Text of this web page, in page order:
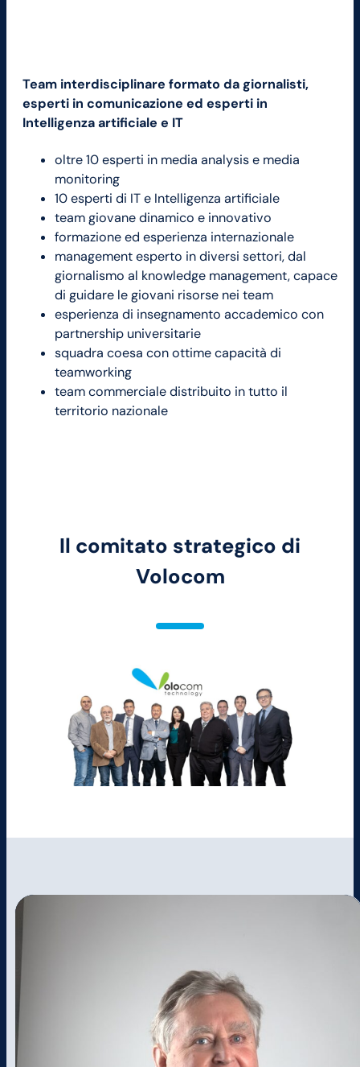
Team interdisciplinare formato da giornalisti,
esperti in comunicazione ed esperti in
Intelligenza artificiale e IT
oltre 10 esperti in media analysis e media
monitoring
10 esperti di IT e Intelligenza artificiale
team giovane dinamico e innovativo
formazione ed esperienza internazionale
management esperto in diversi settori, dal
giornalismo al knowledge management, capace
di guidare le giovani risorse nei team
esperienza di insegnamento accademico con
partnership universitarie
squadra coesa con ottime capacità di
teamworking
team commerciale distribuito in tutto il
territorio nazionale
Il comitato strategico di
Volocom